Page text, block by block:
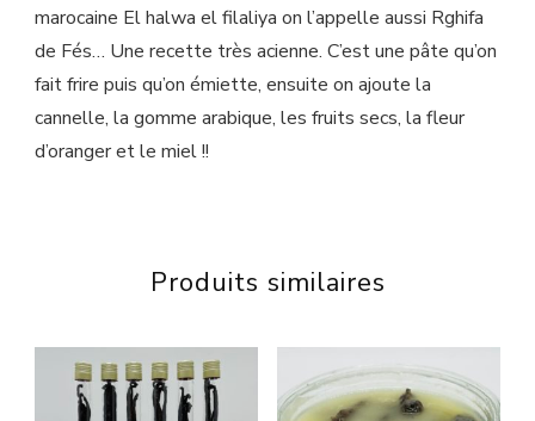
marocaine El halwa el filaliya on l’appelle aussi Rghifa
de Fés… Une recette très acienne. C’est une pâte qu’on
fait frire puis qu’on émiette, ensuite on ajoute la
cannelle, la gomme arabique, les fruits secs, la fleur
d’oranger et le miel !!
Produits similaires